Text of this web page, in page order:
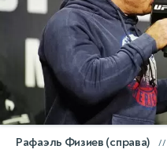
Рафаэль Физиев (справа)